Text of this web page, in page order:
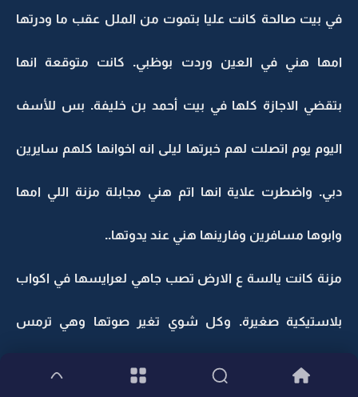
في بيت صالحة كانت عليا بتموت من الملل عقب ما ودرتها
امها هني في العين وردت بوظبي. كانت متوقعة انها
بتقضي الاجازة كلها في بيت أحمد بن خليفة. بس للأسف
اليوم يوم اتصلت لهم خبرتها ليلى انه اخوانها كلهم سايرين
دبي. واضطرت علاية انها اتم هني مجابلة مزنة اللي امها
وابوها مسافرين وفارينها هني عند يدوتها..
مزنة كانت يالسة ع الارض تصب جاهي لعرايسها في اكواب
بلاستيكية صغيرة. وكل شوي تغير صوتها وهي ترمس
بالنيابة عن وحدة من العرايس..